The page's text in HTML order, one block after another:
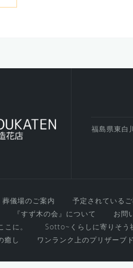
福島県東白
葬儀場のご案内
予定されている
『すず木の会』について
お問
に。
Sotto~くらしに寄りそう
癒し
ワンランク上のプリザーブ